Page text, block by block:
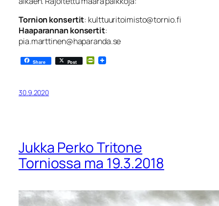
Tornion konsertit: kulttuuritoimisto@tornio.fi
Haaparannan konsertit:
pia.marttinen@haparanda.se
Share Post PrintFriendly
30.9.2020
Jukka Perko Tritone
Torniossa ma 19.3.2018